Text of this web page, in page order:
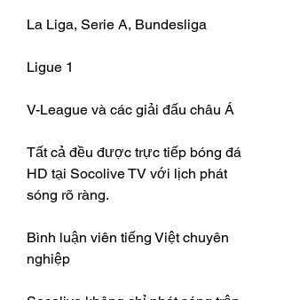
La Liga, Serie A, Bundesliga
Ligue 1
V-League và các giải đấu châu Á
Tất cả đều được trực tiếp bóng đá
HD tại Socolive TV với lịch phát
sóng rõ ràng.
Bình luận viên tiếng Việt chuyên
nghiệp